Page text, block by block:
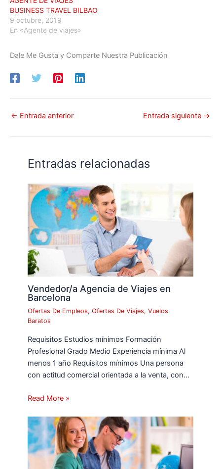
BUSINESS TRAVEL BILBAO
9 octubre, 2019
En «Agente de viajes»
Dale Me Gusta y Comparte Nuestra Publicación
← Entrada anterior Entrada siguiente →
Entradas relacionadas
Vendedor/a Agencia de Viajes en
Barcelona
Ofertas De Empleos,Ofertas De Viajes,Vuelos
Baratos
Requisitos Estudios mínimos Formación
Profesional Grado Medio Experiencia mínima Al
menos 1 año Requisitos mínimos Una persona
con actitud comercial orientada a la venta, con…
Read More »